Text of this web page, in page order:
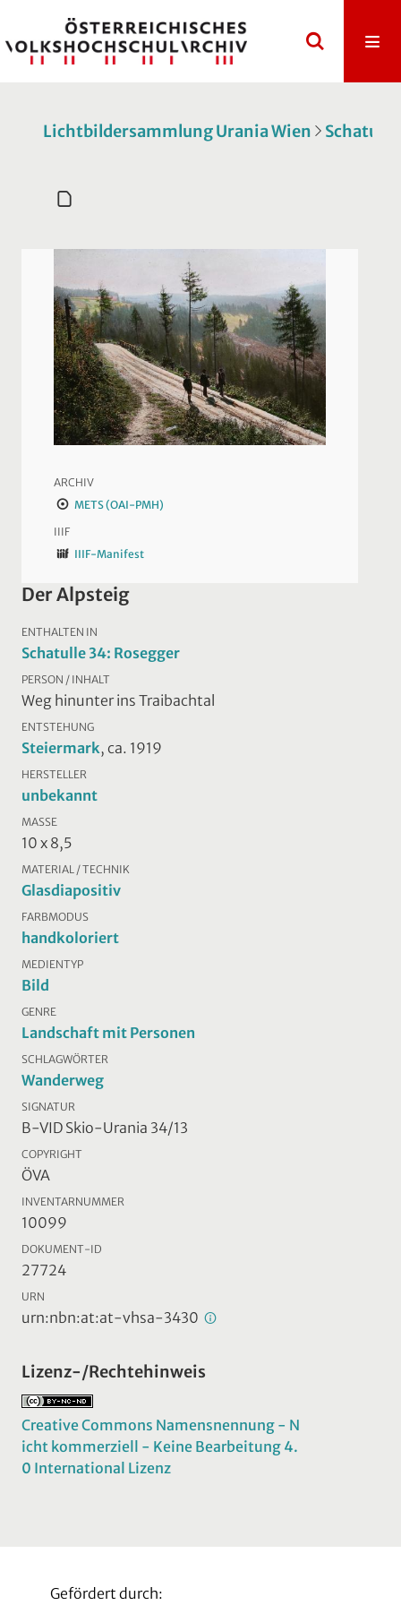
Lichtbildersammlung Urania Wien Schatulle
ARCHIV
METS (OAI-PMH)
IIIF
IIIF-Manifest
Der Alpsteig
ENTHALTEN IN
Schatulle 34: Rosegger
PERSON / INHALT
Weg hinunter ins Traibachtal
ENTSTEHUNG
Steiermark, ca. 1919
HERSTELLER
unbekannt
MASSE
10 x 8,5
MATERIAL / TECHNIK
Glasdiapositiv
FARBMODUS
handkoloriert
MEDIENTYP
Bild
GENRE
Landschaft mit Personen
SCHLAGWÖRTER
Wanderweg
SIGNATUR
B-VID Skio-Urania 34/13
COPYRIGHT
ÖVA
INVENTARNUMMER
10099
DOKUMENT-ID
27724
URN
urn:nbn:at:at-vhsa-3430
Lizenz-/Rechtehinweis
Creative Commons Namensnennung - N
icht kommerziell - Keine Bearbeitung 4.
0 International Lizenz
Gefördert durch: